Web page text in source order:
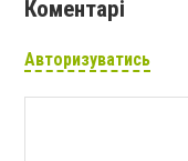
Коментарі
Авторизуватись